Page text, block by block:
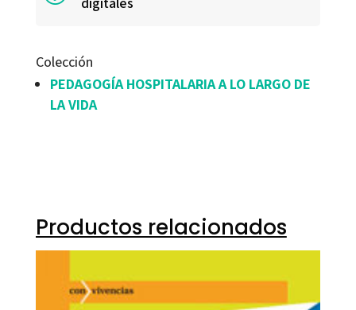
Colección
PEDAGOGÍA HOSPITALARIA A LO LARGO DE
LA VIDA
Productos relacionados